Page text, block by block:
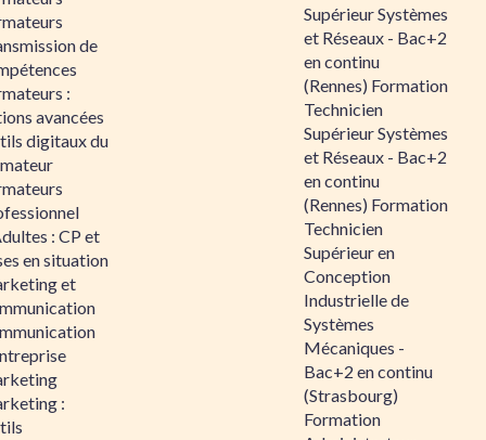
de
:
avancées
digitaux du
: CP et
en situation
et
:
Supérieur Systèmes
et Réseaux - Bac+2
en continu
(Rennes) Formation
Technicien
Supérieur Systèmes
et Réseaux - Bac+2
en continu
(Rennes) Formation
Technicien
Supérieur en
Conception
Industrielle de
Systèmes
Mécaniques -
Bac+2 en continu
(Strasbourg)
Formation